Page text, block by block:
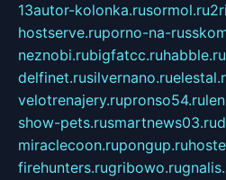
13autor-kolonka.rusormol.ru
hostserve.ruporno-na-
neznobi.rubigfatcc.ruhabble.ru
delfinet.rusilvernano.ru
velotrenajery.rupronso54.ru
show-pets.rusmartnews03.ru
miraclecoon.rupongup.ru
firehunters.rugribowo.ru